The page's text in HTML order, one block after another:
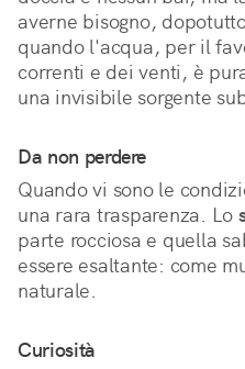
averne bisogno,
quando l'acqua, per il
correnti e dei venti, è
una invisibile sorgente
Da non perdere
Quando vi sono le
una rara trasparenza. Lo
parte rocciosa e quella
essere esaltante: come
naturale.
Curiosità